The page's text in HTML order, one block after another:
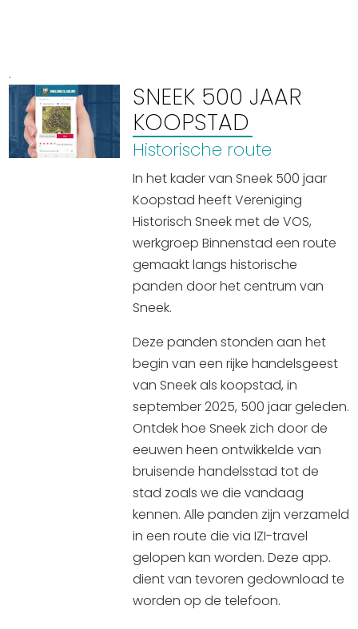
Overnachten in Sneek
Citygame Escapegame Sneek
Webcams
Interactieve plattegrond van Sneek
.
SNEEK 500 JAAR
KOOPSTAD
Historische route
In het kader van Sneek 500 jaar
Koopstad heeft Vereniging
Historisch Sneek met de VOS,
werkgroep Binnenstad een route
gemaakt langs historische
panden door het centrum van
Sneek.
Deze panden stonden aan het
begin van een rijke handelsgeest
van Sneek als koopstad, in
september 2025, 500 jaar geleden.
Ontdek hoe Sneek zich door de
eeuwen heen ontwikkelde van
bruisende handelsstad tot de
stad zoals we die vandaag
kennen. Alle panden zijn verzameld
in een route die via IZI-travel
gelopen kan worden. Deze app.
dient van tevoren gedownload te
worden op de telefoon.